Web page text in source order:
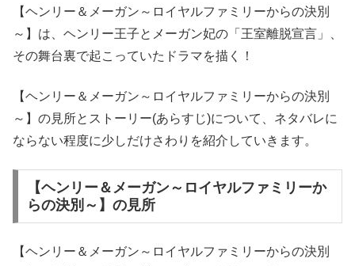
【ヘンリー＆メーガン～ロイヤルファミリーからの決別
～】は、ヘンリー王子とメーガン妃の「王室離脱宣言」、
その舞台裏で起こっていたドラマを描く！
【ヘンリー＆メーガン～ロイヤルファミリーからの決別
～】の見所とストーリー(あらすじ)について、ネタバレに
ならない程度に少しだけさわりを紹介していきます。
【ヘンリー＆メーガン～ロイヤルファミリーか
らの決別～】の見所
【ヘンリー＆メーガン～ロイヤルファミリーからの決別